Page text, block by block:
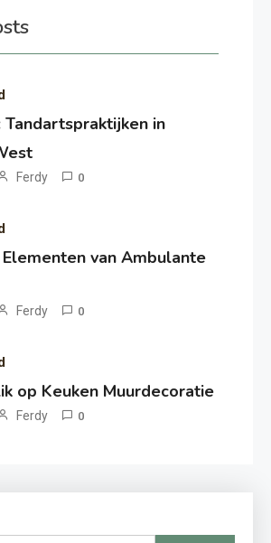
Tandartspraktijken in
Ferdy 0
van Ambulante
Ferdy 0
op Keuken Muurdecoratie
Ferdy 0